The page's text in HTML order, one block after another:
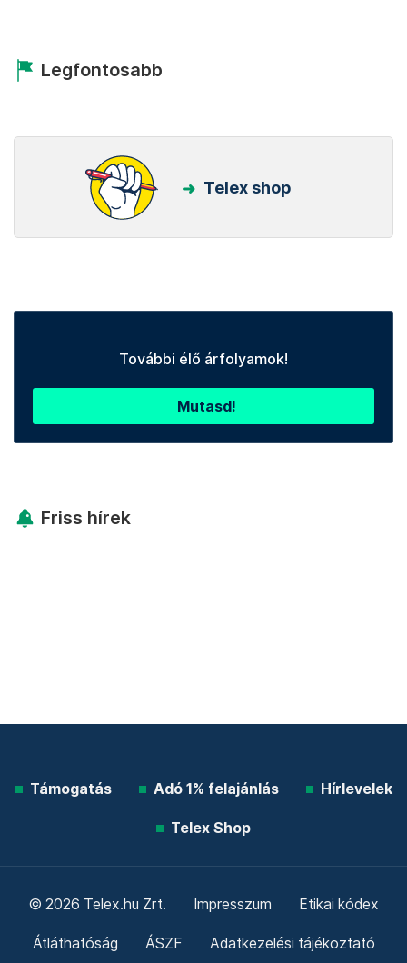
Legfontosabb
Telex shop
További élő árfolyamok!
Mutasd!
Friss hírek
Támogatás Adó 1% felajánlás Hírlevelek
Telex Shop
© 2026 Telex.hu Zrt. Impresszum Etikai kódex
Átláthatóság ÁSZF Adatkezelési tájékoztató